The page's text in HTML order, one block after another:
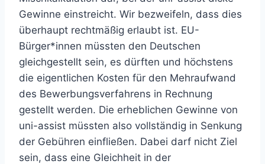
Gewinne einstreicht. Wir bezweifeln, dass dies
überhaupt rechtmäßig erlaubt ist. EU-
Bürger*innen müssten den Deutschen
gleichgestellt sein, es dürften und höchstens
die eigentlichen Kosten für den Mehraufwand
des Bewerbungsverfahrens in Rechnung
gestellt werden. Die erheblichen Gewinne von
uni-assist müssten also vollständig in Senkung
der Gebühren einfließen. Dabei darf nicht Ziel
sein, dass eine Gleichheit in der